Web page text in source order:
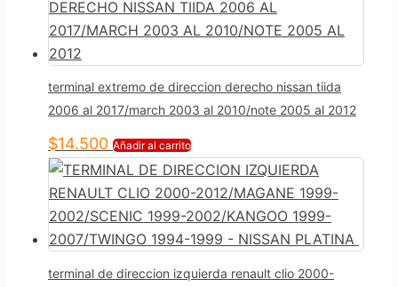
terminal extremo de direccion derecho nissan tiida
2006 al 2017/march 2003 al 2010/note 2005 al 2012
$14.500 Añadir al carrito
terminal de direccion izquierda renault clio 2000-